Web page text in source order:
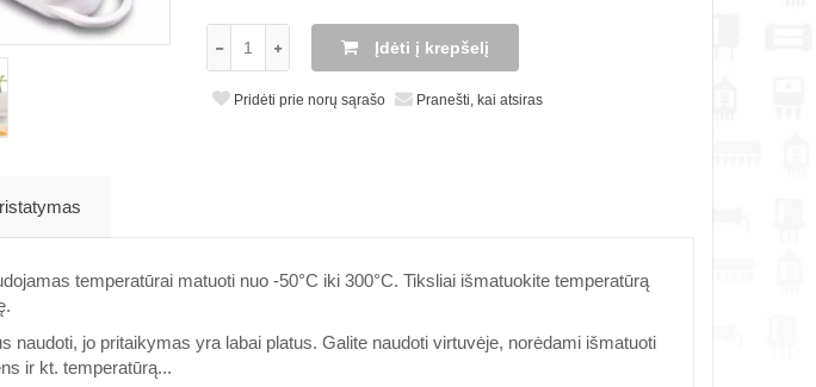
Įdėti į krepšelį
Pridėti prie norų sąrašo Pranešti, kai atsiras
temperatūrai matuoti nuo -50°C iki 300°C. Tiksliai išmatuokite temperatūrą
naudoti, jo pritaikymas yra labai platus. Galite naudoti virtuvėje, norėdami išmatuoti
ir kt. temperatūrą...